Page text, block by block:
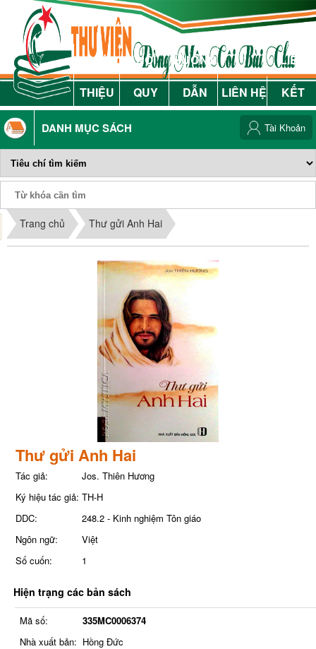
GIỚI
THIỆU
NỘI
QUY
HƯỚNG
DẪN
LIÊN HỆ
LIÊN
KẾT
DANH MỤC SÁCH
Phiếu Sách
Tài Khoản
Trang chủ Thư gửi Anh Hai
Thư gửi Anh Hai
Tác giả:
Jos. Thiên Hương
Ký hiệu tác giả: TH-H
DDC:
248.2 - Kinh nghiệm Tôn giáo
Ngôn ngữ:
Việt
Số cuốn:
1
Hiện trạng các bản sách
Mã số:
335MC0006374
Nhà xuất bản: Hồng Đức